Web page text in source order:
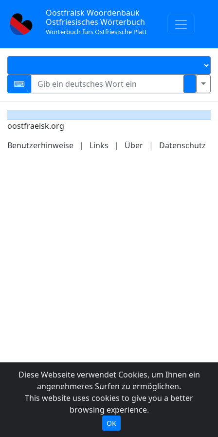
Oostfräisk Woordenbauk
Ostfriesisches Wörterbuch
Wörterbuch fürs Ostfriesische Platt
oostfraeisk.org
Benutzerhinweise
| Links | Über | Datenschutz
Diese Webseite verwendet Cookies, um Ihnen ein
angenehmeres Surfen zu ermöglichen.
This website uses cookies to give you a better
browsing experience.
OK